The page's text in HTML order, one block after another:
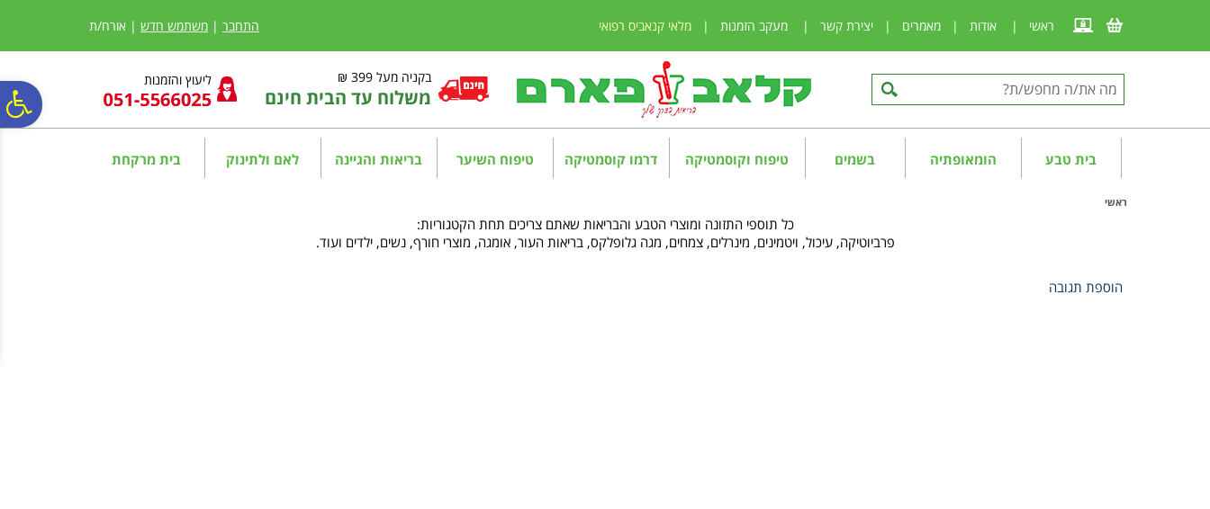
נגישות
אתר
המרכזי
ראשי | אודות | מאמרים | יצירת קשר | מעקב הזמנות | מלאי קנאביס רפואי התחבר | משתמש חדש | אורח/ת
בקניה מעל 399 ₪
משלוח עד הבית חינם
ליעוץ והזמנות
בית טבע הומאופתיה בשמים טיפוח וקוסמטיקה דרמו קוסמטיקה טיפוח השיער בריאות והגיינה לאם ולתינוק בית מרקחת
ראשי
כל תוספי התזונה ומוצרי הטבע והבריאות שאתם צריכים תחת הקטגוריות:
פרביוטיקה, עיכול, ויטמינים, מינרלים, צמחים, מגה גלופלקס, בריאות העור, אומגה, מוצרי חורף, נשים, ילדים ועוד.
הוספת תגובה